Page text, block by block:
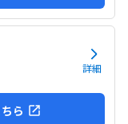
詳細
ら